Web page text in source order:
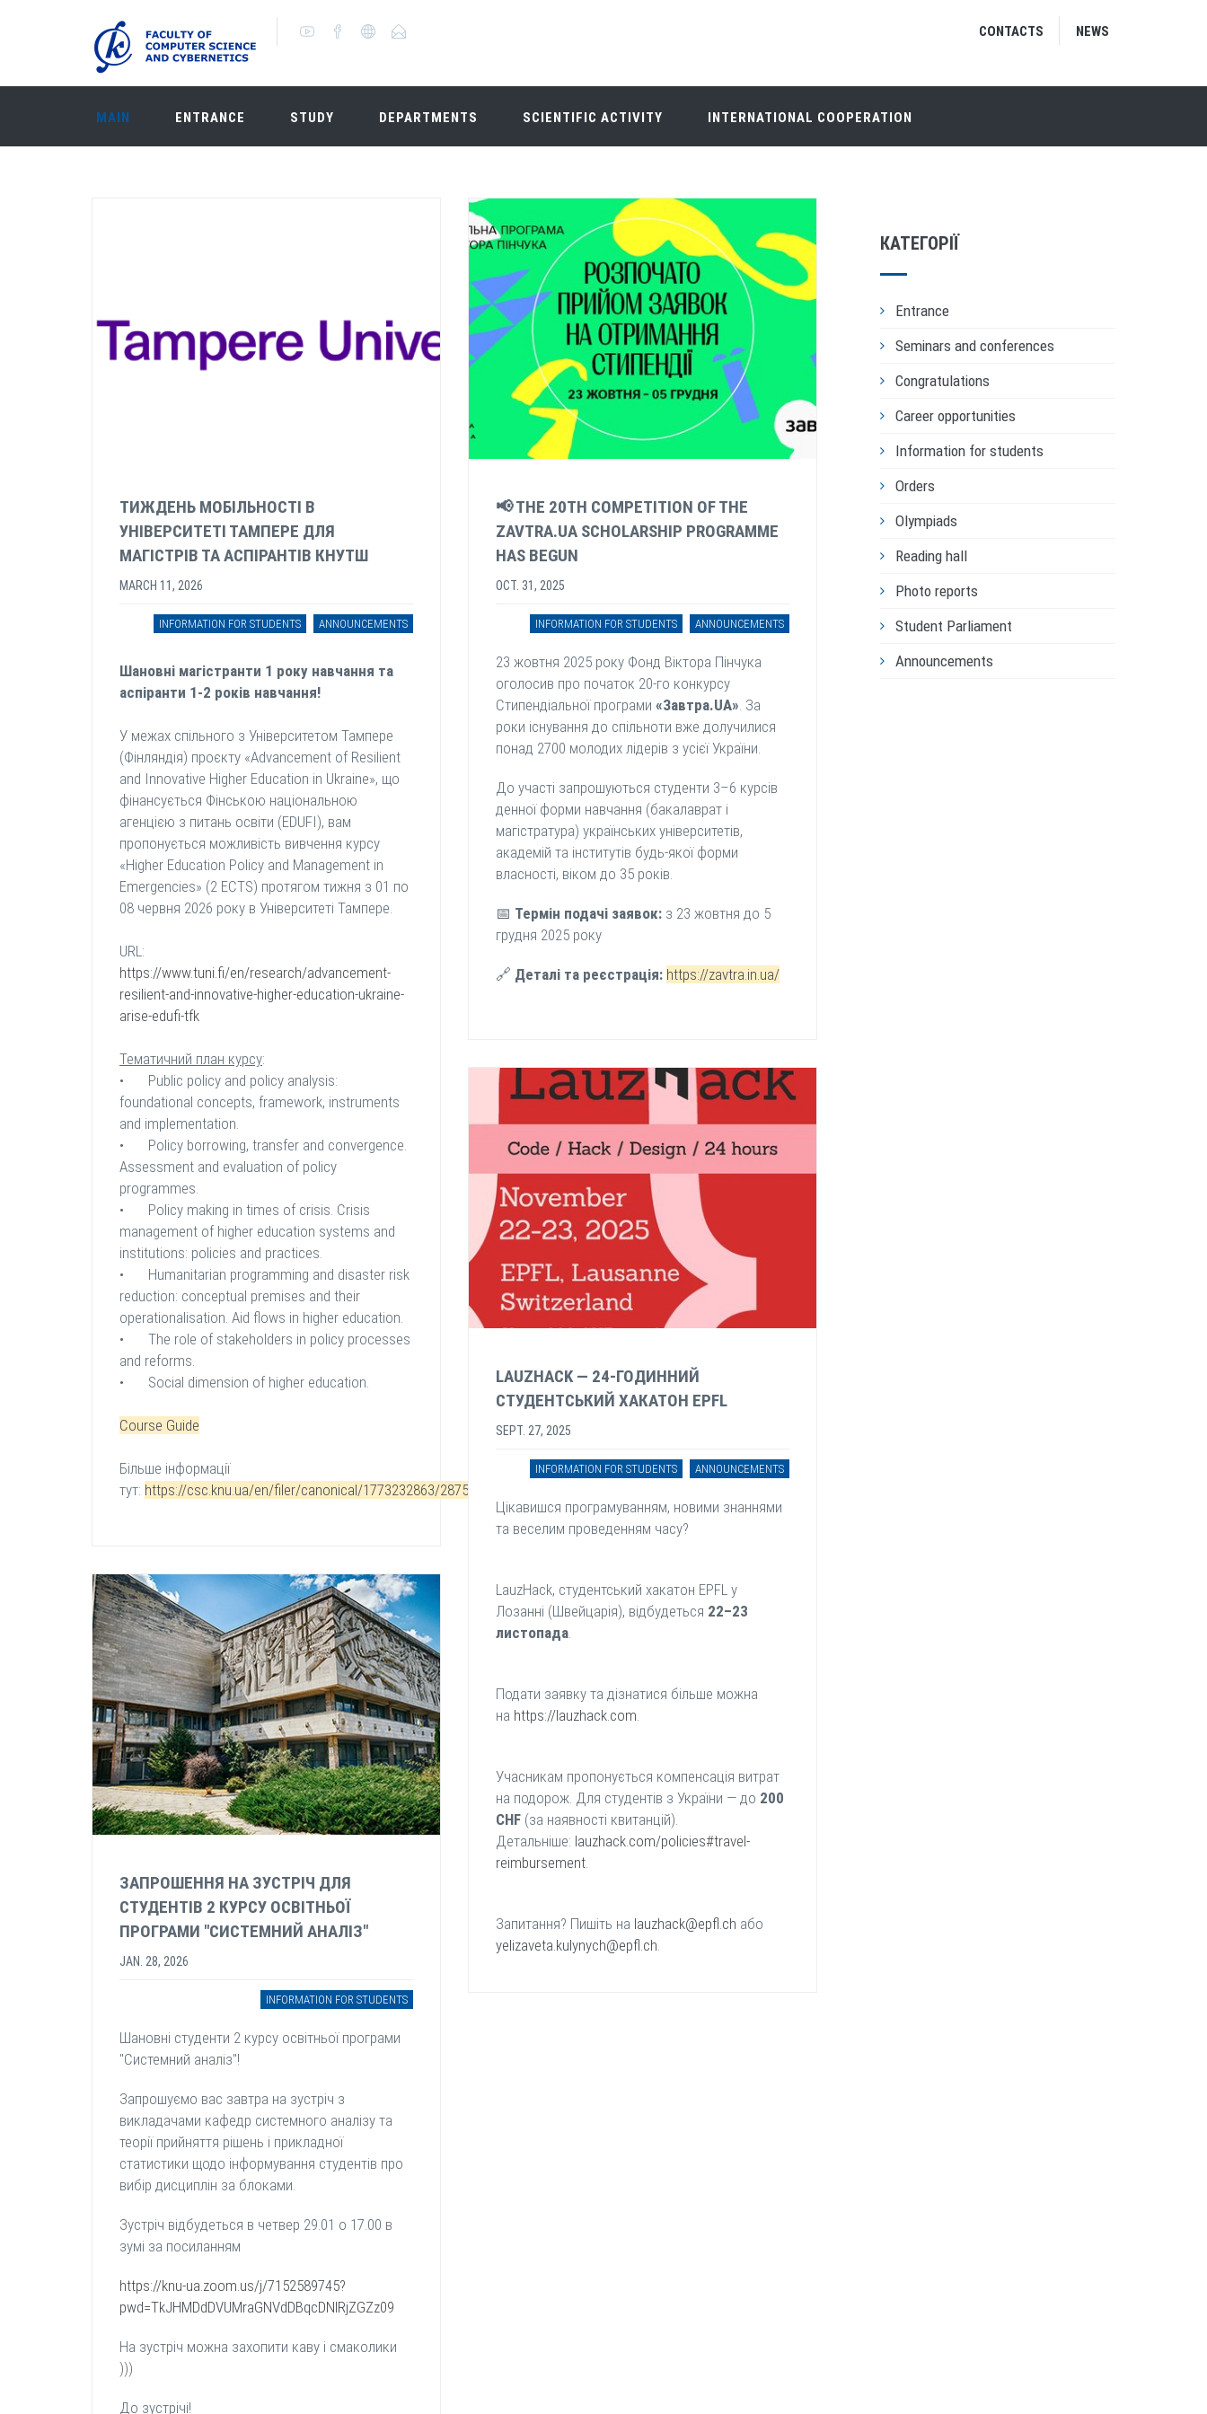
CONTACTS NEWS
MAIN ENTRANCE STUDY DEPARTMENTS SCIENTIFIC ACTIVITY INTERNATIONAL COOPERATION
ТИЖДЕНЬ МОБІЛЬНОСТІ В
УНІВЕРСИТЕТІ ТАМПЕРЕ ДЛЯ
МАГІСТРІВ ТА АСПІРАНТІВ КНУТШ
MARCH 11, 2026
INFORMATION FOR STUDENTS ANNOUNCEMENTS
Шановні магістранти 1 року навчання та
аспіранти 1-2 років навчання!
У межах спільного з Університетом Тампере
(Фінляндія) проєкту «Advancement of Resilient
and Innovative Higher Education in Ukraine», що
фінансується Фінською національною
агенцією з питань освіти (EDUFI), вам
пропонується можливість вивчення курсу
«Higher Education Policy and Management in
Emergencies» (2 ECTS) протягом тижня з 01 по
08 червня 2026 року в Університеті Тампере.
URL:
https://www.tuni.fi/en/research/advancement-
resilient-and-innovative-higher-education-ukraine-
arise-edufi-tfk
Тематичний план курсу:
•
Public policy and policy analysis:
foundational concepts, framework, instruments
and implementation.
•
Policy borrowing, transfer and convergence.
Assessment and evaluation of policy
programmes.
•
Policy making in times of crisis. Crisis
management of higher education systems and
institutions: policies and practices.
•
Humanitarian programming and disaster risk
reduction: conceptual premises and their
operationalisation. Aid flows in higher education.
•
The role of stakeholders in policy processes
and reforms.
•
Social dimension of higher education.
Course Guide
Більше інформації
тут: https://csc.knu.ua/en/filer/canonical/1773232863/2875/
ЗАПРОШЕННЯ НА ЗУСТРІЧ ДЛЯ
СТУДЕНТІВ 2 КУРСУ ОСВІТНЬОЇ
ПРОГРАМИ "СИСТЕМНИЙ АНАЛІЗ"
JAN. 28, 2026
INFORMATION FOR STUDENTS
Шановні студенти 2 курсу освітньої програми
"Системний аналіз"!
Запрошуємо вас завтра на зустріч з
викладачами кафедр системного аналізу та
теорії прийняття рішень і прикладної
статистики щодо інформування студентів про
вибір дисциплін за блоками.
Зустріч відбудеться в четвер 29.01 о 17.00 в
зумі за посиланням
https://knu-ua.zoom.us/j/7152589745?
pwd=TkJHMDdDVUMraGNVdDBqcDNlRjZGZz09
На зустріч можна захопити каву і смаколики
)))
До зустрічі!
📢 THE 20TH COMPETITION OF THE
ZAVTRA.UA SCHOLARSHIP PROGRAMME
HAS BEGUN
OCT. 31, 2025
INFORMATION FOR STUDENTS ANNOUNCEMENTS
23 жовтня 2025 року Фонд Віктора Пінчука
оголосив про початок 20-го конкурсу
Стипендіальної програми «Завтра.UA». За
роки існування до спільноти вже долучилися
понад 2700 молодих лідерів з усієї України.
До участі запрошуються студенти 3–6 курсів
денної форми навчання (бакалаврат і
магістратура) українських університетів,
академій та інститутів будь-якої форми
власності, віком до 35 років.
📅 Термін подачі заявок:з 23 жовтня до 5
грудня 2025 року
🔗 Деталі та реєстрація: https://zavtra.in.ua/
LAUZHACK — 24-ГОДИННИЙ
СТУДЕНТСЬКИЙ ХАКАТОН EPFL
SEPT. 27, 2025
INFORMATION FOR STUDENTS ANNOUNCEMENTS
Цікавишся програмуванням, новими знаннями
та веселим проведенням часу?
LauzHack, студентський хакатон EPFL у
Лозанні (Швейцарія), відбудеться 22–23
листопада.
Подати заявку та дізнатися більше можна
на https://lauzhack.com.
Учасникам пропонується компенсація витрат
на подорож. Для студентів з України — до 200
CHF(за наявності квитанцій).
Детальніше: lauzhack.com/policies#travel-
reimbursement.
Запитання? Пишіть на lauzhack@epfl.ch або
yelizaveta.kulynych@epfl.ch.
КАТЕГОРІЇ
Entrance
Seminars and conferences
Congratulations
Career opportunities
Information for students
Orders
Olympiads
Reading hall
Photo reports
Student Parliament
Announcements